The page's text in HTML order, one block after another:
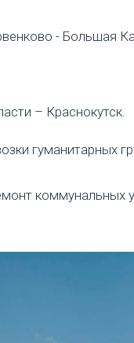
- Большая
– Краснокутск.
гуманитарных
коммунальных